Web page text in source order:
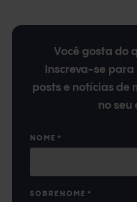
Você gosta do
Inscreva-se para
posts e notícias de
no seu
NOME *
SOBRENOME *